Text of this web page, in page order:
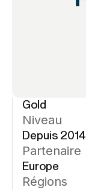
Gold
Niveau
Depuis 2014
Partenaire
Europe
Régions